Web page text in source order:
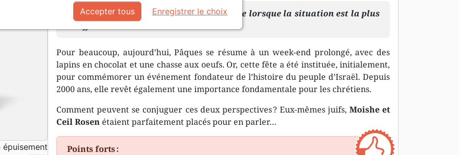
Le Seigneur agit en faveur de son peuple lorsque la situation est la plus
Pour beaucoup, aujourd’hui, Pâques se résume à un week-end prolongé, avec des
lapins en chocolat et une chasse aux oeufs. Or, cette fête a été instituée, initialement,
pour commémorer un événement fondateur de l’histoire du peuple d’Israël. Depuis
2000 ans, elle revêt également une importance fondamentale pour les chrétiens.
Comment peuvent se conjuguer ces deux perspectives ? Eux-mêmes juifs, Moishe et
Ceil Rosenétaient parfaitement placés pour en parler…
Points forts :
Accepter tous Enregistrer le choix